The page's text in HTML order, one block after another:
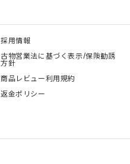
採用情報
古物営業法に基づく表示/保険勧誘
方針
商品レビュー利用規約
返金ポリシー